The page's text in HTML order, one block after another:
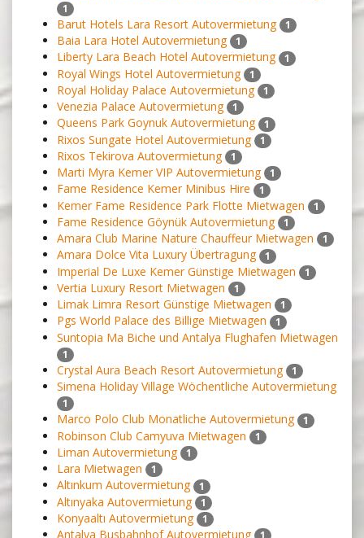
1
Barut Hotels Lara Resort Autovermietung 1
Baia Lara Hotel Autovermietung 1
Liberty Lara Beach Hotel Autovermietung 1
Royal Wings Hotel Autovermietung 1
Royal Holiday Palace Autovermietung 1
Venezia Palace Autovermietung 1
Queens Park Goynuk Autovermietung 1
Rixos Sungate Hotel Autovermietung 1
Rixos Tekirova Autovermietung 1
Marti Myra Kemer VIP Autovermietung 1
Fame Residence Kemer Minibus Hire 1
Kemer Fame Residence Park Flotte Mietwagen 1
Fame Residence Göynük Autovermietung 1
Amara Club Marine Nature Chauffeur Mietwagen 1
Amara Dolce Vita Luxury Übertragung 1
Imperial De Luxe Kemer Günstige Mietwagen 1
Vertia Luxury Resort Mietwagen 1
Limak Limra Resort Günstige Mietwagen 1
Pgs World Palace des Billige Mietwagen 1
Suntopia Ma Biche und Antalya Flughafen Mietwagen
1
Crystal Aura Beach Resort Autovermietung 1
Simena Holiday Village Wöchentliche Autovermietung
1
Marco Polo Club Monatliche Autovermietung 1
Robinson Club Camyuva Mietwagen 1
Liman Autovermietung 1
Lara Mietwagen 1
Altınkum Autovermietung 1
Altınyaka Autovermietung 1
Konyaaltı Autovermietung 1
Antalya Busbahnhof Autovermietung